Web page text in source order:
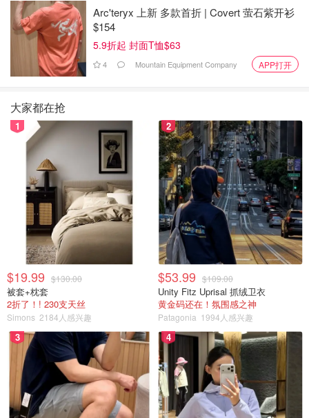
化，但这些变化通常很小，疫苗仍然有效。
Njoo 建议说，到一定时候，我们就会按照一个也许不是季
节性的、而是定期的计划来注射加强针，以预防最新的、最
流行的 SARS-CoV-2 株。
来源：
thestar
2023加拿大疫情 - 新COVID-19亚变种
成加拿大主要毒株！安省处于呼吸道
感染季节中期！
加拿大省钱君 373.6w 1720
BC省内政部宣布，5家老人院爆发
COVID疫情！
是momo酱 1381
Arc'teryx 上新 多款首折 | Covert 萤石紫开衫
$154
5.9折起 封面T恤$63
4 Mountain Equipment Company APP打开
大家都在抢
1
$19.99 $130.00
被套+枕套
2折了！! 230支天丝
Simons 2184人感兴趣
2
$53.99 $109.00
Unity Fitz Uprisal 抓绒卫衣
黄金码还在！氛围感之神
Patagonia 1994人感兴趣
3 4